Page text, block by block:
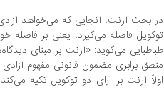
در بحث آرنت، آنجایی که می‌خواهد آزادی
توکویل فاصله می‌گیرد، یعنی بر فاصله
طباطبایی می‌گوید: «آرنت بر مبنای
منطق برابری مضمون قانونی مفهوم
اولاً آرنت بر آرای دو توکویل تکیه